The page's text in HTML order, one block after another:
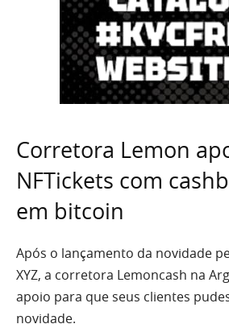
Corretora Lemon
NFTickets com
em bitcoin
Após o lançamento da novidade
XYZ, a corretora Lemoncash na
apoio para que seus clientes
novidade.